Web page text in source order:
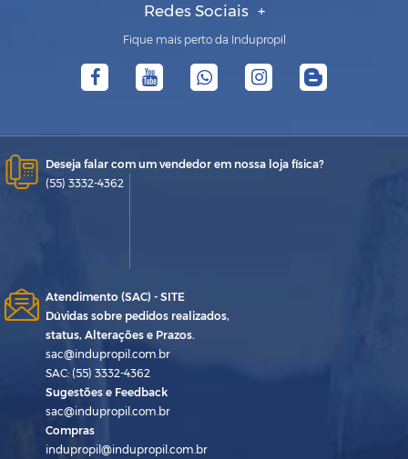
Redes Sociais
Fique mais perto da Indupropil
Deseja falar com um vendedor em nossa loja física?
(55) 3332-4362
Atendimento (SAC) - SITE
Dúvidas sobre pedidos realizados,
status, Alterações e Prazos.
sac@indupropil.com.br
SAC: (55) 3332-4362
Sugestões e Feedback
sac@indupropil.com.br
Compras
indupropil@indupropil.com.br